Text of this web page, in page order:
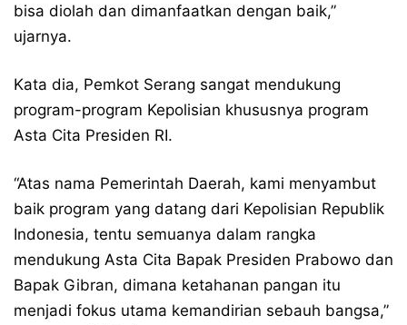
bisa diolah dan dimanfaatkan dengan baik,”
ujarnya.
Kata dia, Pemkot Serang sangat mendukung
program-program Kepolisian khususnya program
Asta Cita Presiden RI.
“Atas nama Pemerintah Daerah, kami menyambut
baik program yang datang dari Kepolisian Republik
Indonesia, tentu semuanya dalam rangka
mendukung Asta Cita Bapak Presiden Prabowo dan
Bapak Gibran, dimana ketahanan pangan itu
menjadi fokus utama kemandirian sebauh bangsa,”